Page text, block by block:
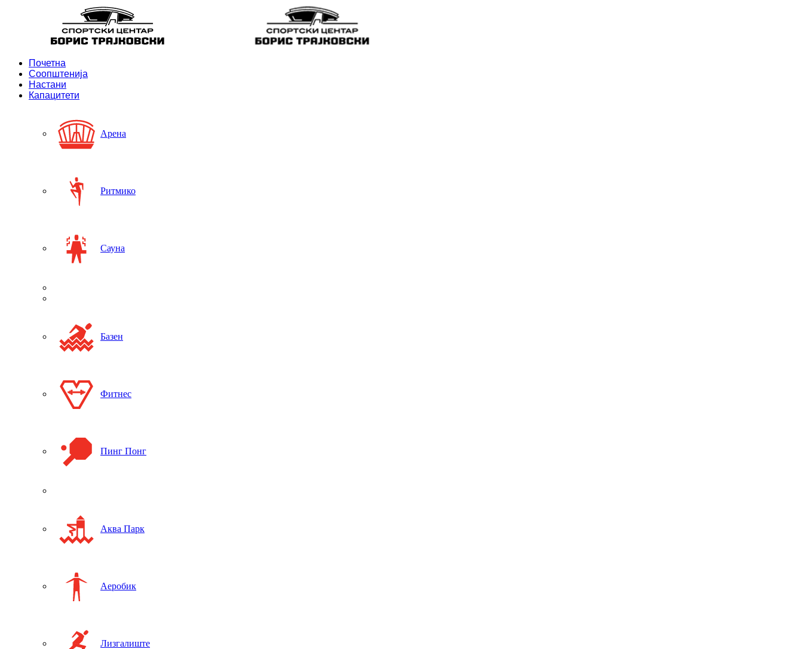
Почетна
Соопштенија
Настани
Капацитети
Арена
Ритмико
Сауна
Базен
Фитнес
Пинг Понг
Аква Парк
Аеробик
Лизгалиште